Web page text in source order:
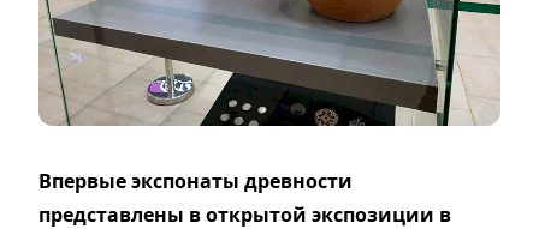
Впервые экспонаты древности
представлены в открытой экспозиции в